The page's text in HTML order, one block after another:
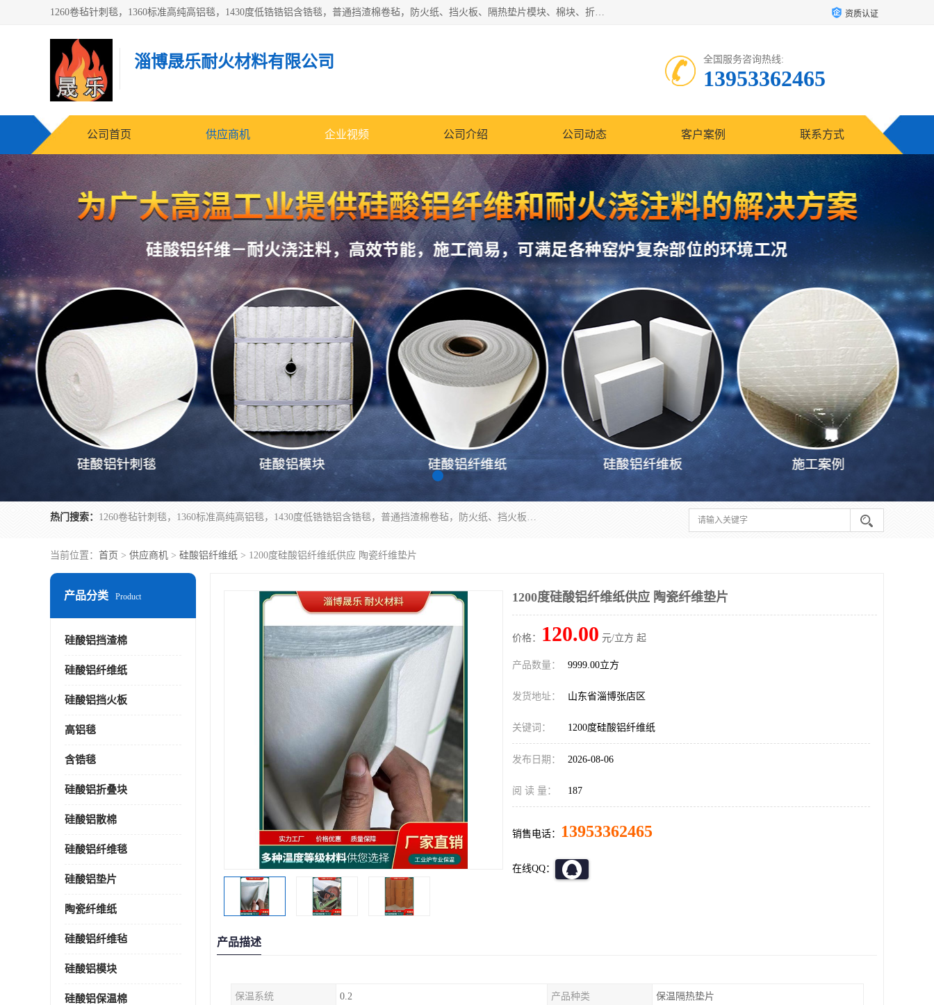
1260卷毡针刺毯，1360标准高纯高铝毯，1430度低锆锆铝含锆毯，普通挡渣棉卷毡，防火纸、挡火板、隔热垫片模块、棉块、折叠块、散棉高温固化剂价格规格密度多少钱图片视频立方平米参数指标 资质认证
淄博晟乐耐火材料有限公司 全国服务咨询热线:
13953362465
公司首页 供应商机 企业视频 公司介绍 公司动态 客户案例 联系方式
热门搜索： 1260卷毡针刺毯，1360标准高纯高铝毯，1430度低锆锆铝含锆毯，普通挡渣棉卷毡，防火纸、挡火板、隔热垫片模块、棉块、折叠块、散棉高温固化剂价格规格密度多少钱图片视频立方平米参数指标
当前位置： 首页 > 供应商机 > 硅酸铝纤维纸 > 1200度硅酸铝纤维纸供应 陶瓷纤维垫片
产品分类 Product
硅酸铝挡渣棉
硅酸铝纤维纸
硅酸铝挡火板
高铝毯
含锆毯
硅酸铝折叠块
硅酸铝散棉
硅酸铝纤维毯
硅酸铝垫片
陶瓷纤维纸
硅酸铝纤维毡
硅酸铝模块
硅酸铝保温棉
1200度硅酸铝纤维纸供应 陶瓷纤维垫片
价格： 120.00 元/立方 起
产品数量： 9999.00立方
发货地址： 山东省淄博张店区
关键词： 1200度硅酸铝纤维纸
发布日期： 2026-08-06
阅 读 量： 187
销售电话： 13953362465
在线QQ：
产品描述
保温系统 0.2 产品种类 保温隔热垫片